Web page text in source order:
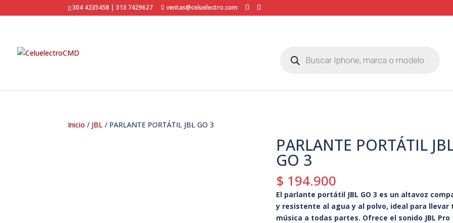
304 4235458 | 313 7429627 ventas@celuelectro.com
productos
Inicio / JBL / PARLANTE PORTÁTIL JBL GO 3
PARLANTE PORTÁTIL
GO 3
$ 194.900
El parlante portátil JBL GO 3 es un altavoz
y resistente al agua y al polvo, ideal para llevar
música a todas partes. Ofrece el sonido JBL Pro